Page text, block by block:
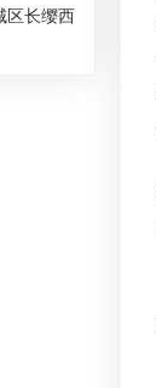
区长缨西